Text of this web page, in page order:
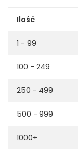
Ilość
1 - 99
100 - 249
250 - 499
500 - 999
1000+